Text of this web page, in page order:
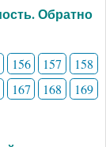
Обратно
156 157
158
167 168
169